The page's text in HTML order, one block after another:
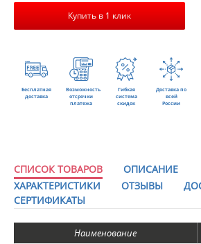
Купить в 1 клик
Бесплатная
доставка
Возможность
отсрочки
платежа
Гибкая
система
скидок
Доставка по
всей
России
СПИСОК ТОВАРОВ
ОПИСАНИЕ
ХАРАКТЕРИСТИКИ
ОТЗЫВЫ
СЕРТИФИКАТЫ
Наименование